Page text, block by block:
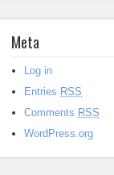
Meta
Log in
Entries RSS
Comments RSS
WordPress.org